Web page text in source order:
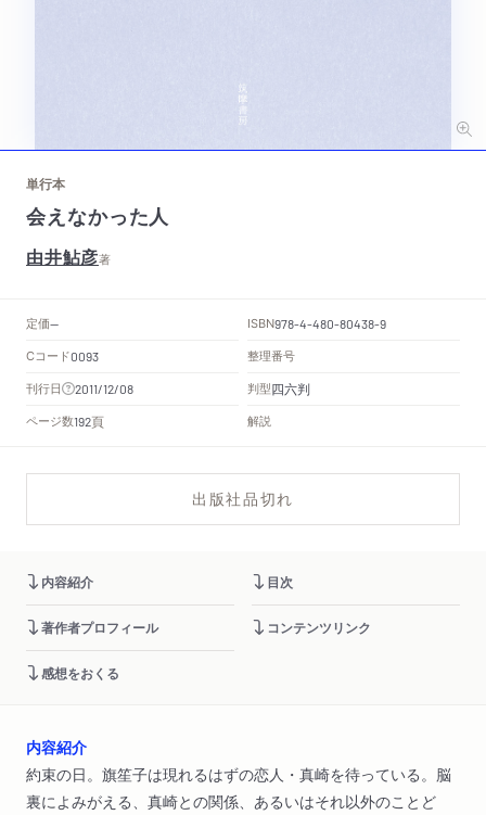
単行本
会えなかった人
由井鮎彦著
定価-- ISBN978-4-480-80438-9
Cコード0093
整理番号
刊行日
2011/12/08 判型四六判
ページ数192頁 解説
出版社品切れ
内容紹介 目次
著作者プロフィール コンテンツリンク
感想をおくる
内容紹介
約束の日。旗笙子は現れるはずの恋人・真崎を待っている。脳
裏によみがえる、真崎との関係、あるいはそれ以外のことど